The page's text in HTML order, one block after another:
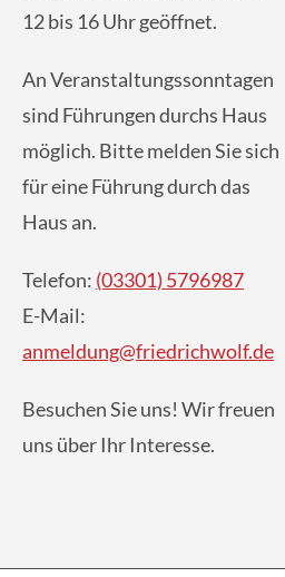
12 bis 16 Uhr geöffnet.
An Veranstaltungssonntagen
sind Führungen durchs Haus
möglich. Bitte melden Sie sich
für eine Führung durch das
Haus an.
Telefon: (03301) 5796987
E-Mail:
anmeldung@friedrichwolf.de
Besuchen Sie uns! Wir freuen
uns über Ihr Interesse.